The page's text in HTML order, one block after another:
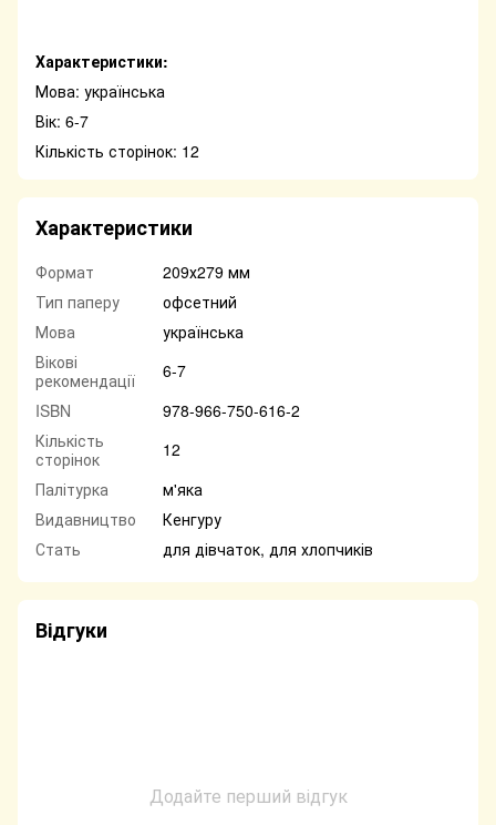
Характеристики:
Мова: українська
Вік: 6-7
Кількість сторінок: 12
Характеристики
Формат
209х279 мм
Тип паперу
офсетний
Мова
українська
Вікові
рекомендації
6-7
ISBN
978-966-750-616-2
Кількість
сторінок
12
Палітурка
м'яка
Видавництво
Кенгуру
Стать
для дівчаток, для хлопчиків
Відгуки
Додайте перший відгук